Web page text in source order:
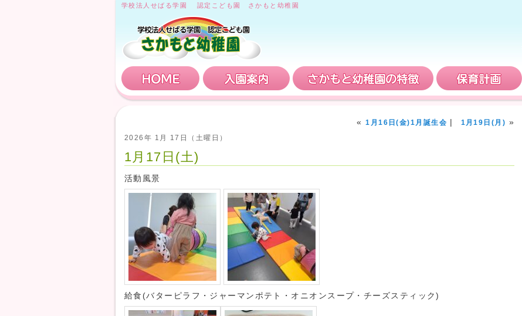
学校法人せばる学園 認定こども園 さかもと幼稚園
HOME 入園案内 さかもと幼稚園の特徴
« 1月16日(金)1月誕生会 | 1月19日(月) »
2026年 1月 17日（土曜日）
1月17日(土)
活動風景
給食(バターピラフ・ジャーマンポテト・オニオンスープ・チーズスティック)